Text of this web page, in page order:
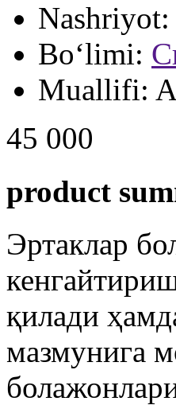
Nashriyot:
Bo‘limi:
Muallifi:
45 000
product
Эртаклар
қилади
мазмунига